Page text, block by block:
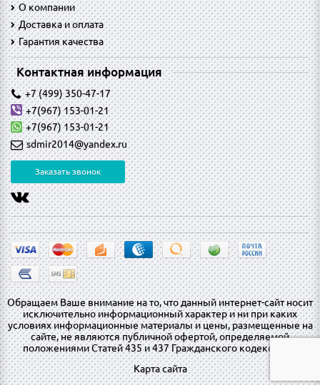
O компании
Доставка и оплата
Гарантия качества
Контактная информация
+7 (499) 350-47-17
+7(967) 153-01-21
+7(967) 153-01-21
sdmir2014@yandex.ru
Заказать звонок
Обращаем Ваше внимание на то, что данный интернет-сайт носит
исключительно информационный характер и ни при каких
условиях информационные материалы и цены, размещенные на
сайте, не являются публичной офертой, определяемой
положениями Статей 435 и 437 Гражданского кодекса РФ.
Карта сайта